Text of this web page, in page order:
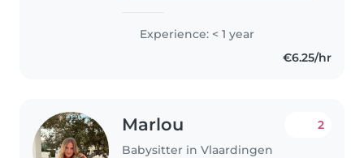
Experience: < 1 year
€6.25/hr
Marlou
Babysitter in Vlaardingen
2